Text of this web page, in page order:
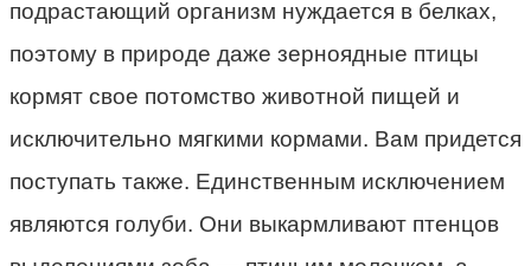
подрастающий организм нуждается в белках,
поэтому в природе даже зерноядные птицы
кормят свое потомство животной пищей и
исключительно мягкими кормами. Вам придется
поступать также. Единственным исключением
являются голуби. Они выкармливают птенцов